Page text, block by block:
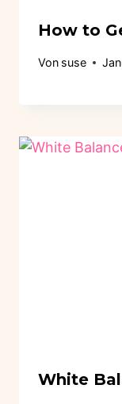
How to
Von suse
White